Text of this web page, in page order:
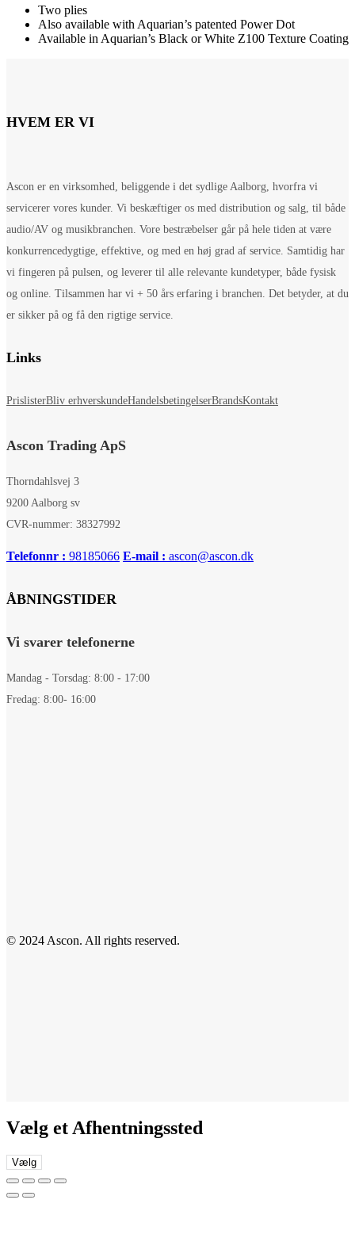
Two plies
Also available with Aquarian’s patented Power Dot
Available in Aquarian’s Black or White Z100 Texture Coating
HVEM ER VI
Ascon er en virksomhed, beliggende i det sydlige Aalborg, hvorfra vi
servicerer vores kunder. Vi beskæftiger os med distribution og salg, til både
audio/AV og musikbranchen. Vore bestræbelser går på hele tiden at være
konkurrencedygtige, effektive, og med en høj grad af service. Samtidig har
vi fingeren på pulsen, og leverer til alle relevante kundetyper, både fysisk
og online. Tilsammen har vi + 50 års erfaring i branchen. Det betyder, at du
er sikker på og få den rigtige service.
Links
PrislisterBliv erhverskundeHandelsbetingelserBrandsKontakt
Ascon Trading ApS
Thorndahlsvej 3
9200 Aalborg sv
CVR-nummer: 38327992
Telefonnr : 98185066 E-mail : ascon@ascon.dk
ÅBNINGSTIDER
Vi svarer telefonerne
Mandag - Torsdag: 8:00 - 17:00
Fredag: 8:00- 16:00
© 2024 Ascon. All rights reserved.
Vælg et Afhentningssted
Vælg